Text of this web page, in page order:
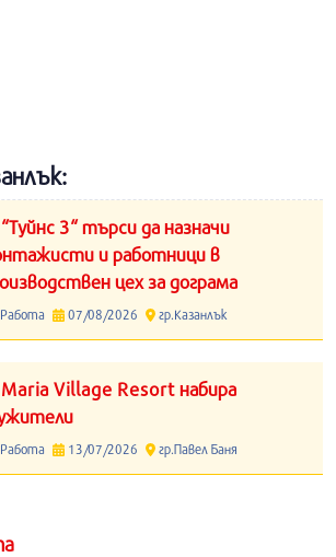
“Туйнс 3“ търси да назначи
и работници в
цех за дограма
Работа 07/08/2026 гр.Казанлък
Maria Village Resort набира
Работа 13/07/2026 гр.Павел Баня